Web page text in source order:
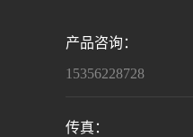
产品咨询：
15356228728
传真：